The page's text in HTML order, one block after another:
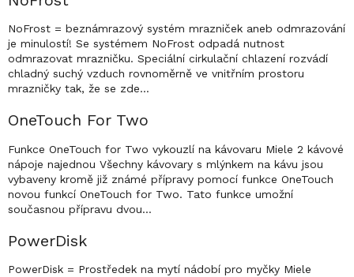
NoFrost = beznámrazový systém mrazniček aneb odmrazování
je minulostí! Se systémem NoFrost odpadá nutnost
odmrazovat mrazničku. Speciální cirkulační chlazení rozvádí
chladný suchý vzduch rovnoměrně ve vnitřním prostoru
mrazničky tak, že se zde…
OneTouch For Two
Funkce OneTouch for Two vykouzlí na kávovaru Miele 2 kávové
nápoje najednou Všechny kávovary s mlýnkem na kávu jsou
vybaveny kromě již známé přípravy pomocí funkce OneTouch
novou funkcí OneTouch for Two. Tato funkce umožní
současnou přípravu dvou…
PowerDisk
PowerDisk = Prostředek na mytí nádobí pro myčky Miele